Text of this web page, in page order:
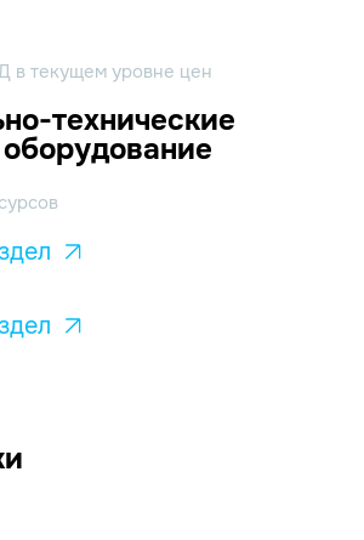
в текущем уровне цен
технические